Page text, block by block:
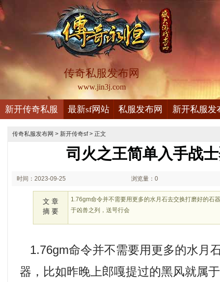
传奇私服发布网
www.jin3j.com
新开传奇私服 最新sf网站 私服发布网 新开私服发
传奇私服发布网 > 新开传奇sf> 正文
司火之王简单入手战
时间：2023-09-25 浏览量：0
文 章
摘 要
1.76gm命令并不需要用更多的水月石去交换打磨好的石
于凶兽之列，送咢行会
1.76gm命令并不需要用更多的水月
器，比如昨晚上郎嘎提过的黑风就属